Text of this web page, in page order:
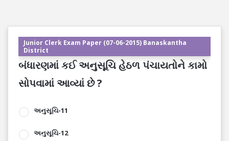
Junior Clerk Exam Paper (07-06-2015) Banaskantha
District
બંધારણમાં કઈ અનુસૂચિ હેઠળ પંચાયતોને કામો
સોપવામાં આવ્યાં છે ?
અનુસૂચિ-11
અનુસૂચિ-12